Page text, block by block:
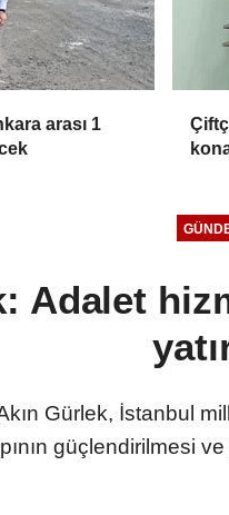
arası 1
Adalet
Gürlek, İstanbul
güçlendirilmesi